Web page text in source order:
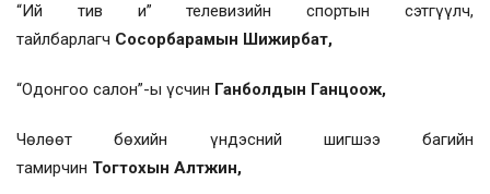
“Ий тив и” телевизийн спортын сэтгүүлч,
тайлбарлагч Сосорбарамын Шижирбат,
“Одонгоо салон”-ы үсчин Ганболдын Ганцоож,
Чөлөөт бөхийн үндэсний шигшээ багийн
тамирчин Тогтохын Алтжин,